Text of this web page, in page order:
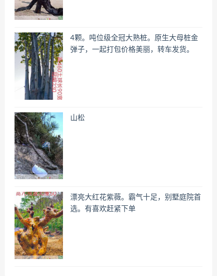
4颗。吨位级全冠大熟桩。原生大母桩金
弹子，一起打包价格美丽，转车发货。
山松
漂亮大红花紫薇。霸气十足，别墅庭院首
选。有喜欢赶紧下单